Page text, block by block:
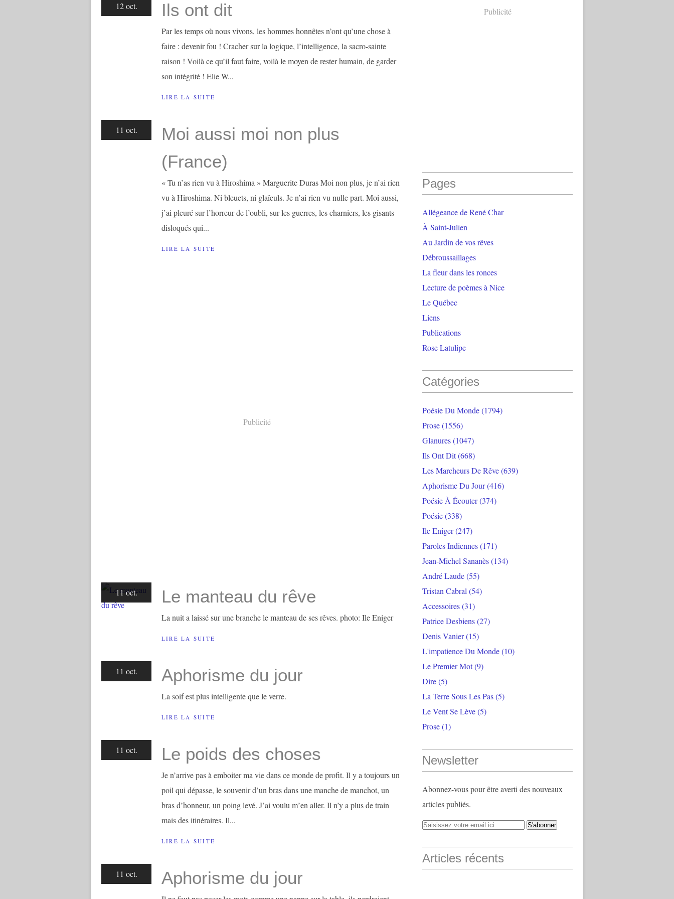
12 oct. Ils ont dit
Par les temps où nous vivons, les hommes honnêtes n’ont qu’une chose à
faire : devenir fou ! Cracher sur la logique, l’intelligence, la sacro-sainte
raison ! Voilà ce qu’il faut faire, voilà le moyen de rester humain, de garder
son intégrité ! Elie W...
LIRE LA SUITE
11 oct.
Moi aussi moi non plus
(France)
« Tu n’as rien vu à Hiroshima » Marguerite Duras Moi non plus, je n’ai rien
vu à Hiroshima. Ni bleuets, ni glaïeuls. Je n’ai rien vu nulle part. Moi aussi,
j’ai pleuré sur l’horreur de l’oubli, sur les guerres, les charniers, les gisants
disloqués qui...
LIRE LA SUITE
Publicité
11 oct. Le manteau du rêve
La nuit a laissé sur une branche le manteau de ses rêves. photo: Ile Eniger
LIRE LA SUITE
11 oct. Aphorisme du jour
La soif est plus intelligente que le verre.
LIRE LA SUITE
11 oct. Le poids des choses
Je n’arrive pas à emboiter ma vie dans ce monde de profit. Il y a toujours un
poil qui dépasse, le souvenir d’un bras dans une manche de manchot, un
bras d’honneur, un poing levé. J’ai voulu m’en aller. Il n’y a plus de train
mais des itinéraires. Il...
LIRE LA SUITE
11 oct. Aphorisme du jour
Publicité
Pages
Allégeance de René Char
À Saint-Julien
Au Jardin de vos rêves
Débroussaillages
La fleur dans les ronces
Lecture de poèmes à Nice
Le Québec
Liens
Publications
Rose Latulipe
Catégories
Poésie Du Monde(1794)
Prose(1556)
Glanures(1047)
Ils Ont Dit(668)
Les Marcheurs De Rêve(639)
Aphorisme Du Jour(416)
Poésie À Écouter(374)
Poésie(338)
Ile Eniger(247)
Paroles Indiennes(171)
Jean-Michel Sananès(134)
André Laude(55)
Tristan Cabral (54)
Accessoires(31)
Patrice Desbiens(27)
Denis Vanier(15)
L'impatience Du Monde(10)
Le Premier Mot(9)
Dire(5)
La Terre Sous Les Pas(5)
Le Vent Se Lève(5)
Prose(1)
Newsletter
Abonnez-vous pour être averti des nouveaux
articles publiés.
Articles récents